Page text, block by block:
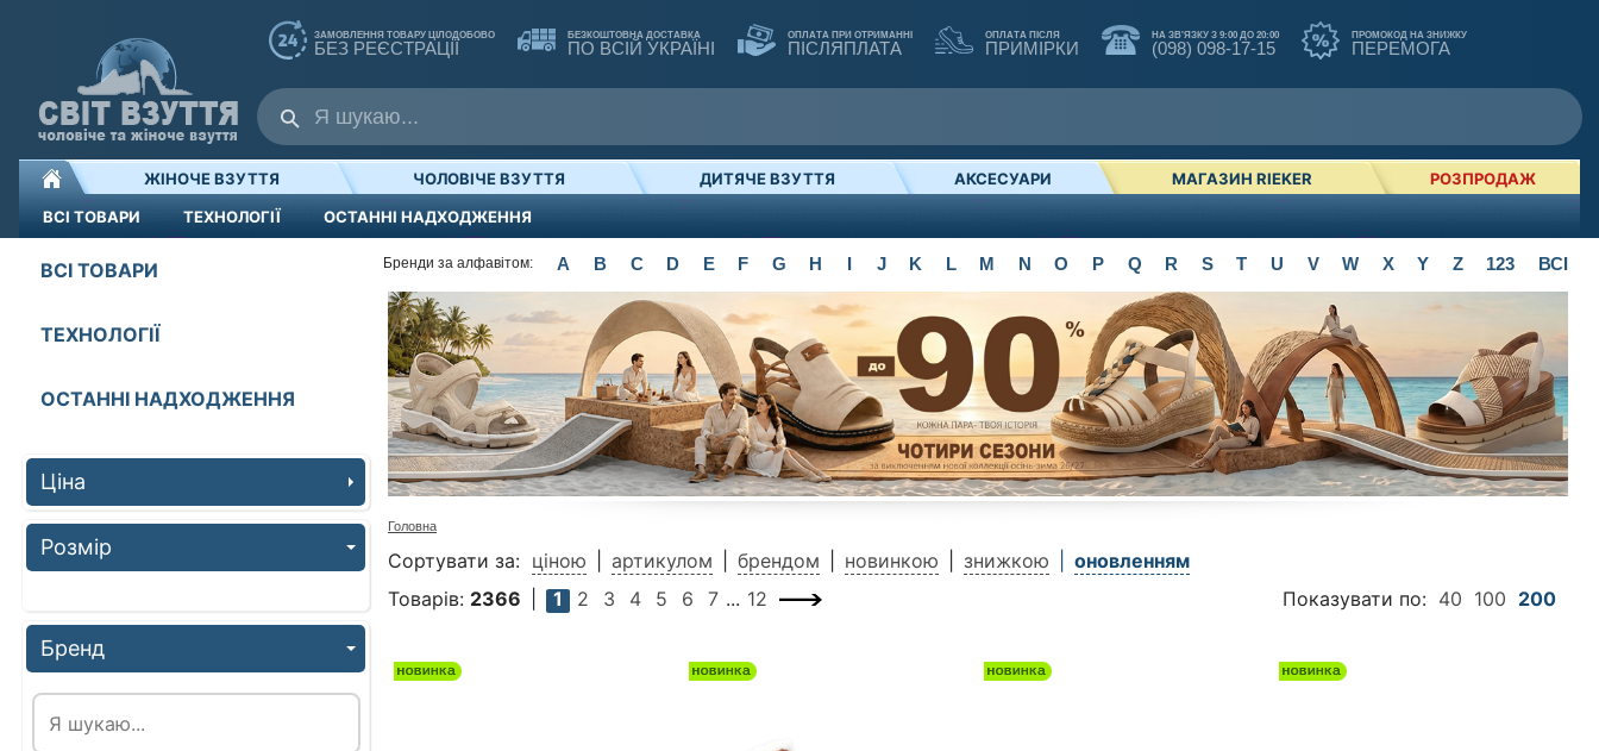
ЗАМОВЛЕННЯ ТОВАРУ ЦІЛОДОБОВО
БЕЗ РЕЄСТРАЦІЇ
БЕЗКОШТОВНА ДОСТАВКА
ПО ВСІЙ УКРАЇНІ
ОПЛАТА ПРИ ОТРИМАННІ
ПІСЛЯПЛАТА
ОПЛАТА ПІСЛЯ
ПРИМІРКИ
НА ЗВ'ЯЗКУ З 9:00 ДО 20:00
(098) 098-17-15
ПРОМОКОД НА ЗНИЖКУ
ПЕРЕМОГА
ВСІ ТОВАРИ ТЕХНОЛОГІЇ ОСТАННІ НАДХОДЖЕННЯ
ЖІНОЧЕ ВЗУТТЯ ЧОЛОВІЧЕ ВЗУТТЯ ДИТЯЧЕ ВЗУТТЯ АКСЕСУАРИ МАГАЗИН RIEKER РОЗПРОДАЖ
ВСІ ТОВАРИ
ТЕХНОЛОГІЇ
ОСТАННІ НАДХОДЖЕННЯ
Ціна
Розмір
Бренд
Головна
Сортувати за: ціною артикулом брендом новинкою знижкою
оновленням
Товарів: 2366 1 2 3 4 5 6 7 ... 12 Показувати по: 40 100 200
Бренди за алфавітом: A B C D E F G H I J K L M N O P Q R S T U V W X Y Z 123 ВСІ